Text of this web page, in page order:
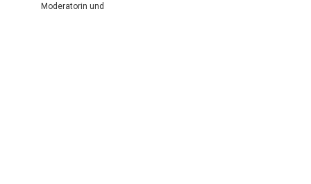
Moderatorin und